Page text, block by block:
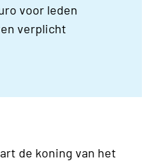
voor leden
verplicht
de koning van het